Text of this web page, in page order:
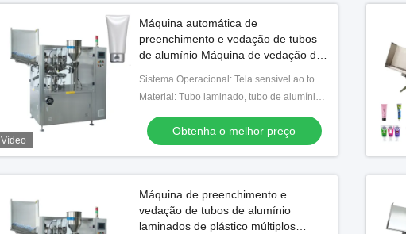
Vídeo
Preenchimento de seringa de
secretária com sistema de vácuo
Vídeo
Máquina automática de
enchimento e tamponamento de
Vídeo
Máquina automática de
preenchimento e vedação de tubos
de alumínio Máquina de vedação de
Sistema Operacional: Tela sensível ao toque
Material: Tubo laminado, tubo de alumínio, tubo de plástico
Obtenha o melhor preço
Máquina de preenchimento e
vedação de tubos de alumínio
laminados de plástico múltiplos